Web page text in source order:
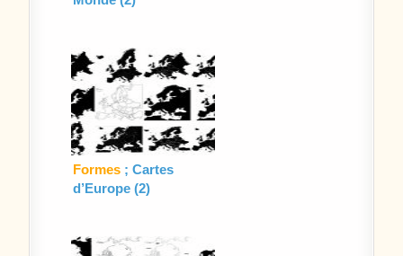
Formes ; Cartes
d’Europe (2)